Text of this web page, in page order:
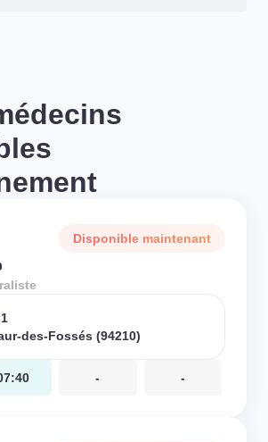
Disponible maintenant
des-Fossés (94210)
- -